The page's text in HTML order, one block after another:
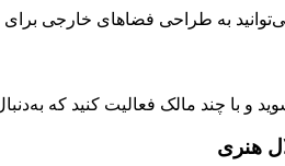
به طراحی فضاهای خارجی برای
و با چند مالک فعالیت کنید که